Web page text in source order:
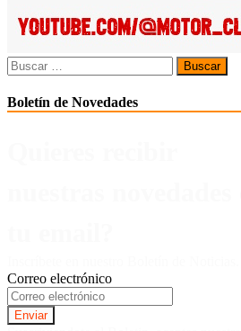
Buscar:
Boletín de Novedades
Correo electrónico